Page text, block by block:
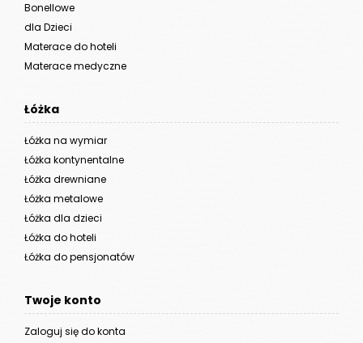
Bonellowe
dla Dzieci
Materace do hoteli
Materace medyczne
Łóżka
Łóżka na wymiar
Łóżka kontynentalne
Łóżka drewniane
Łóżka metalowe
Łóżka dla dzieci
Łóżka do hoteli
Łóżka do pensjonatów
Twoje konto
Zaloguj się do konta